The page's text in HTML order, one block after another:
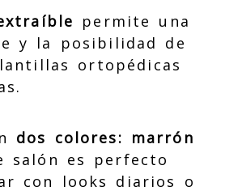
permite una
y la posibilidad de
ortopédicas
dos colores: marrón
salón es perfecto
con looks diarios o